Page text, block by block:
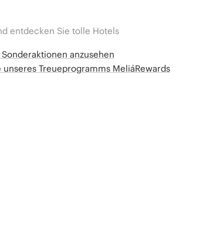
entdecken Sie tolle Hotels
anzusehen
Treueprogramms MeliáRewards